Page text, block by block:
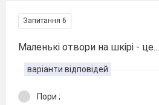
Запитання 6
Маленькі отвори на шкірі - це...
варіанти відповідей
Пори ;